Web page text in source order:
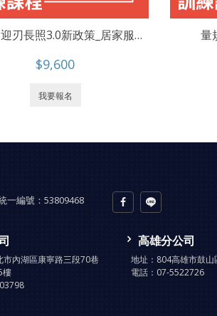
LTC-08迎刃長照3.0新政策_居家服務品質督考評鑑指標之研究探討
$9,600
我要報名
量
一編號： 53809468
市內湖區康寧路三段70巷
樓
高雄分公司
地址： 804高雄市鼓
電話： 07-5522726